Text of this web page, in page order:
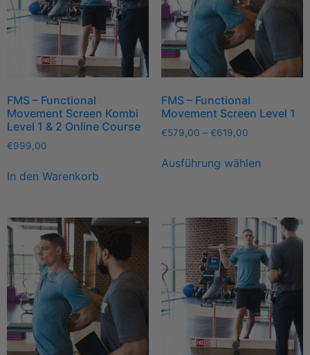
FMS – Functional
Movement Screen Kombi
Level 1 & 2 Online Course
€999,00
In den Warenkorb
FMS – Functional
Movement Screen Level 1
€579,00 – €619,00
Ausführung wählen